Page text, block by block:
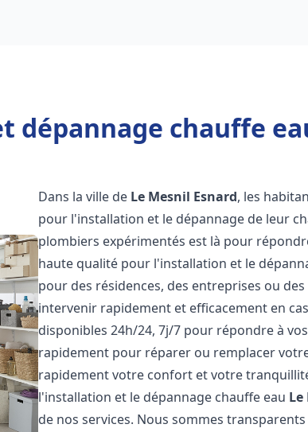
chauffe
Dans la ville de Le Mesnil Esnard, les
pour l'installation et le dépannage de leur
plombiers expérimentés est là pour
haute qualité pour l'installation et le
pour des résidences, des entreprises ou
intervenir rapidement et efficacement en
disponibles 24h/24, 7j/7 pour répondre à
rapidement pour réparer ou remplacer
rapidement votre confort et votre
l'installation et le dépannage chauffe eau Le
de nos services. Nous sommes